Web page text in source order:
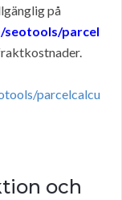
på
seotools/parcel
parcelcalcu
och